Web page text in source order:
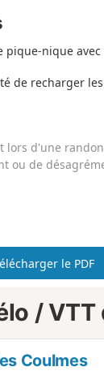
pique-nique
de recharger
lors d'une
ou de
le PDF
/ VTT
Coulmes